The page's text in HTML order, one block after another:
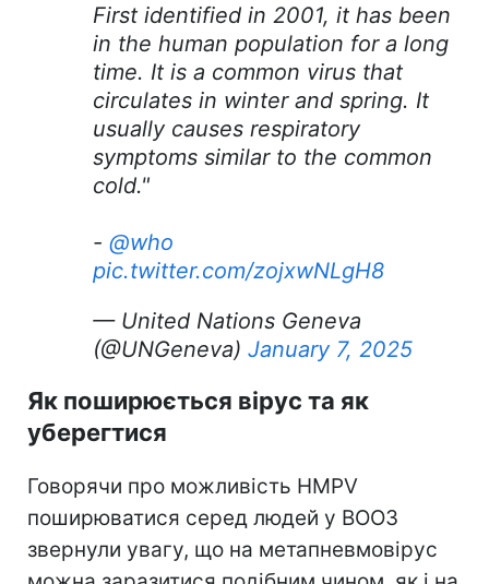
First identified in 2001, it has been
in the human population for a long
time. It is a common virus that
circulates in winter and spring. It
usually causes respiratory
symptoms similar to the common
cold."
- @who
pic.twitter.com/zojxwNLgH8
— United Nations Geneva
(@UNGeneva) January 7, 2025
Як поширюється вірус та як
уберегтися
Говорячи про можливість HMPV
поширюватися серед людей у ВООЗ
звернули увагу, що на метапневмовірус